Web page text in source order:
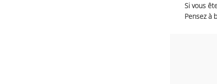
Si vous
Pensez à